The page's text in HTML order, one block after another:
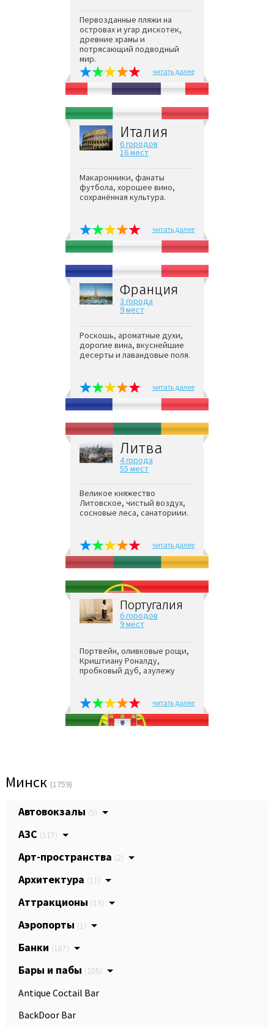
Первозданные пляжи на
островах и угар дискотек,
древние храмы и
потрясающий подводный
мир.
читать далее
Италия
6 городов
16 мест
Макаронники, фанаты
футбола, хорошее вино,
сохранённая культура.
читать далее
Франция
3 города
9 мест
Роскошь, ароматные духи,
дорогие вина, вкуснейшие
десерты и лавандовые поля.
читать далее
Литва
4 города
55 мест
Великое княжество
Литовское, чистый воздух,
сосновые леса, санаториии.
читать далее
Португалия
6 городов
9 мест
Портвейн, оливковые рощи,
Криштиану Роналду,
пробковый дуб, азулежу
читать далее
Минск (1759)
Автовокзалы (5)
АЗС (117)
Арт-пространства (2)
Архитектура (11)
Аттракционы (13)
Аэропорты (1)
Банки (187)
Бары и пабы (105)
Antique Coctail Bar
BackDoor Bar